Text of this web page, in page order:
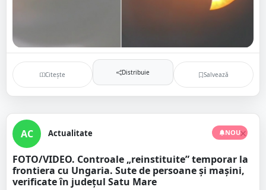
Citește Distribuie Salvează
NOU
AC Actualitate
FOTO/VIDEO. Controale „reinstituite” temporar la
frontiera cu Ungaria. Sute de persoane și mașini,
verificate în județul Satu Mare